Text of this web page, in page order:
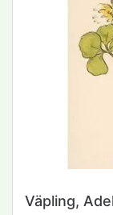
Väpling,